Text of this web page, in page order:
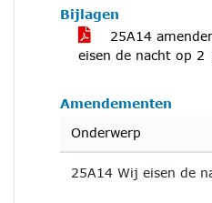
Bijlagen
25A14
eisen de nacht op 2
Amendementen
Onderwerp
25A14 Wij eisen de